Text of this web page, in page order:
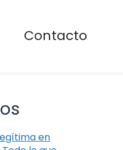
Contacto
en